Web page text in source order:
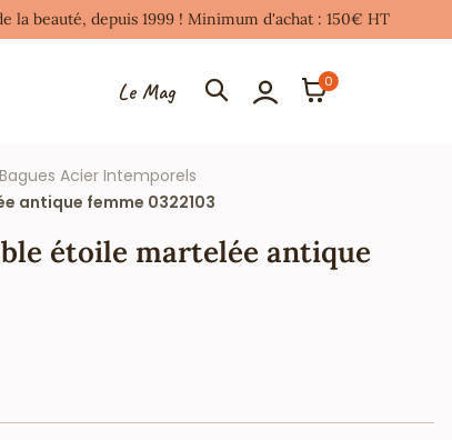
beauté, depuis 1999 ! Minimum d'achat : 150€ HT
Le Mag 0
Acier Intemporels
antique femme 0322103
étoile martelée antique